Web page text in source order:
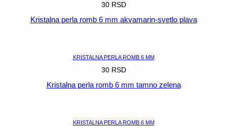
30 RSD
Kristalna perla romb 6 mm akvamarin-svetlo plava
KRISTALNA PERLA ROMB 6 MM
30 RSD
Kristalna perla romb 6 mm tamno zelena
KRISTALNA PERLA ROMB 6 MM